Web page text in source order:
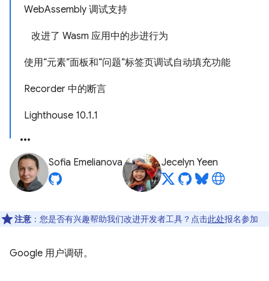
WebAssembly 调试支持
改进了 Wasm 应用中的步进行为
使用“元素”面板和“问题”标签页调试自动填充功能
Recorder 中的断言
Lighthouse 10.1.1
Sofia Emelianova Jecelyn Yeen
注意 ：您是否有兴趣帮助我们改进开发者工具？点击此处报名参加
Google 用户调研。